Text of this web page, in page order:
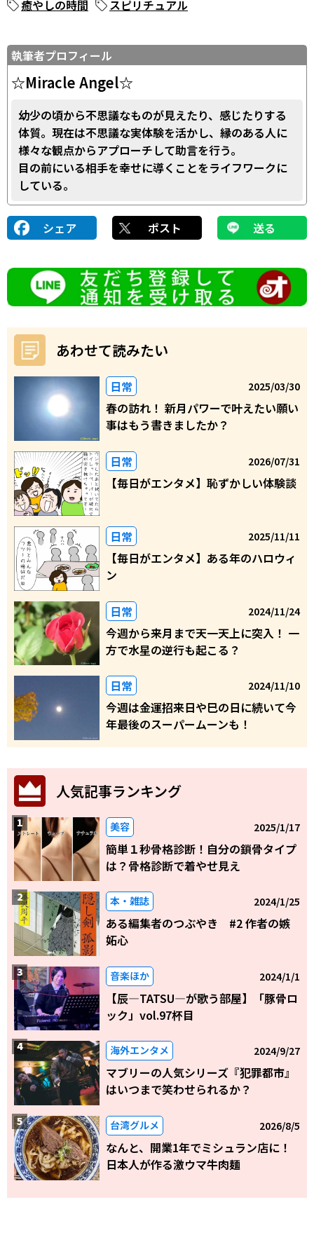
癒やしの時間 スピリチュアル
執筆者プロフィール
☆Miracle Angel☆
幼少の頃から不思議なものが見えたり、感じたりする
体質。現在は不思議な実体験を活かし、縁のある人に
様々な観点からアプローチして助言を行う。
目の前にいる相手を幸せに導くことをライフワークに
している。
シェア ポスト 送る
あわせて読みたい
日常 2025/03/30
春の訪れ！ 新月パワーで叶えたい願い
事はもう書きましたか？
日常 2026/07/31
【毎日がエンタメ】恥ずかしい体験談
日常 2025/11/11
【毎日がエンタメ】ある年のハロウィ
ン
日常 2024/11/24
今週から来月まで天一天上に突入！ 一
方で水星の逆行も起こる？
日常 2024/11/10
今週は金運招来日や巳の日に続いて今
年最後のスーパームーンも！
人気記事ランキング
美容 2025/1/17
簡単１秒骨格診断！自分の鎖骨タイプ
は？骨格診断で着やせ見え
本・雑誌 2024/1/25
ある編集者のつぶやき #2 作者の嫉
妬心
音楽ほか 2024/1/1
【辰―TATSU―が歌う部屋】「豚骨ロ
ック」vol.97杯目
海外エンタメ 2024/9/27
マブリーの人気シリーズ『犯罪都市』
はいつまで笑わせられるか？
台湾グルメ 2026/8/5
なんと、開業1年でミシュラン店に！
日本人が作る激ウマ牛肉麺